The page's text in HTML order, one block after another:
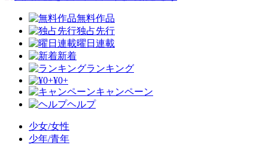
無料作品
独占先行
曜日連載
新着
ランキング
¥0+
キャンペーン
ヘルプ
少女/女性
少年/青年